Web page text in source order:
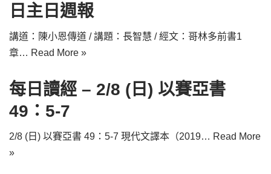
日主日週報
講道：陳小恩傳道 / 講題：長智慧 / 經文：哥林多前書1
章… Read More »
每日讀經 – 2/8 (日) 以賽亞書
49：5-7
2/8 (日) 以賽亞書 49：5-7 現代文譯本（2019… Read More
»